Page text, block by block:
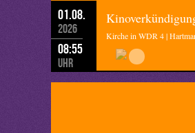
01.08.
2026
08:55
Uhr
Kirche in WDR 4 |